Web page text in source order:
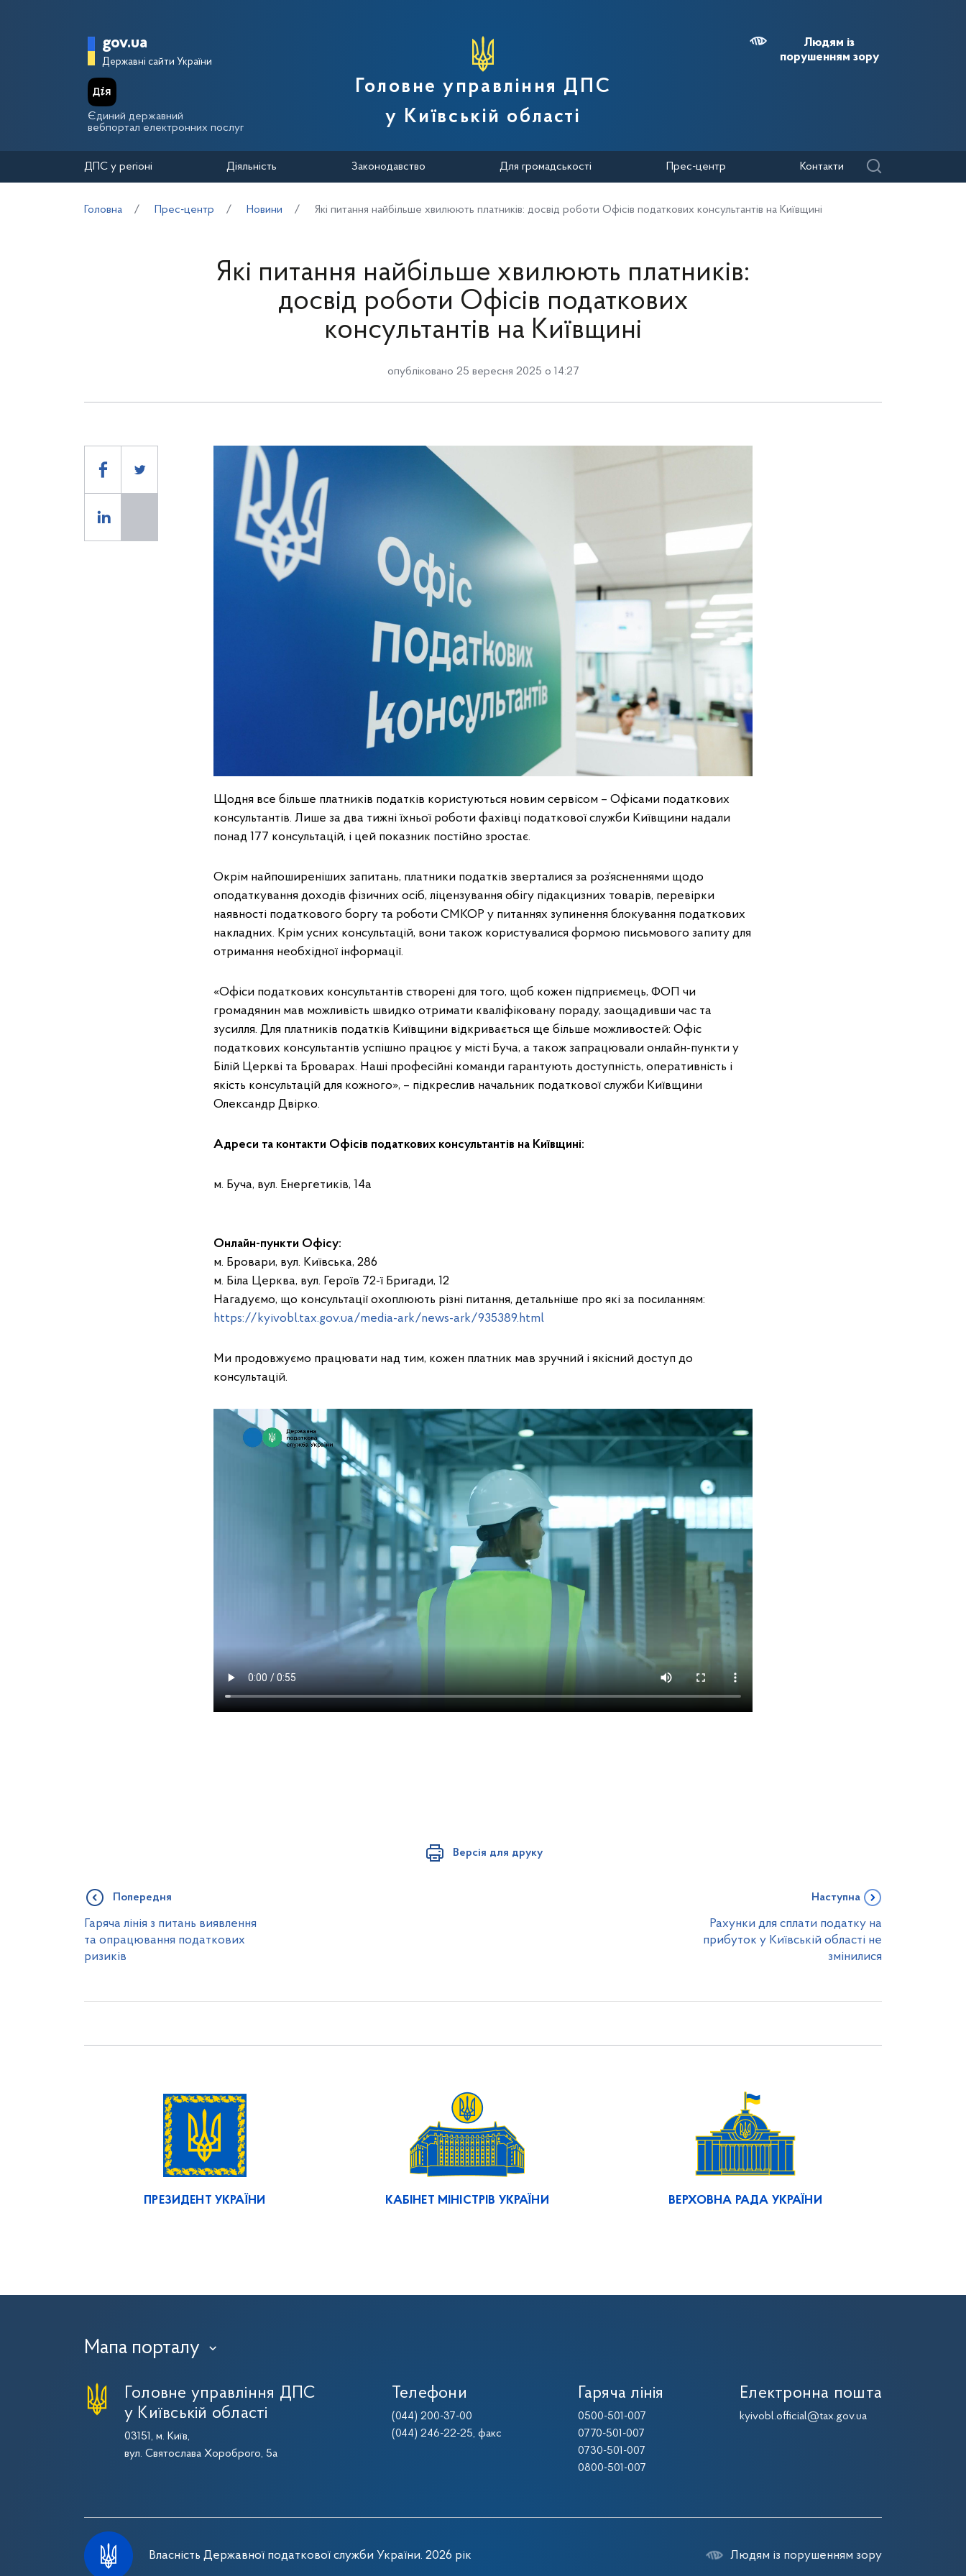
Головна сторінка Державної податкової служби України
gov.ua
Державні сайти України
Єдиний державний
вебпортал електронних послуг
Головне управління ДПС
у Київській області
Людям із
порушенням зору
ДПС у регіоні Діяльність Законодавство Для громадськості Прес-центр Контакти
Головна Прес-центр Новини Які питання найбільше хвилюють платників: досвід роботи Офісів податкових консультантів на Київщині
Які питання найбільше хвилюють платників:
досвід роботи Офісів податкових
консультантів на Київщині
опубліковано 25 вересня 2025 о 14:27
Щодня все більше платників податків користуються новим сервісом – Офісами податкових
консультантів. Лише за два тижні їхньої роботи фахівці податкової служби Київщини надали
понад 177 консультацій, і цей показник постійно зростає.
Окрім найпоширеніших запитань, платники податків зверталися за роз’ясненнями щодо
оподаткування доходів фізичних осіб, ліцензування обігу підакцизних товарів, перевірки
наявності податкового боргу та роботи СМКОР у питаннях зупинення блокування податкових
накладних. Крім усних консультацій, вони також користувалися формою письмового запиту для
отримання необхідної інформації.
«Офіси податкових консультантів створені для того, щоб кожен підприємець, ФОП чи
громадянин мав можливість швидко отримати кваліфіковану пораду, заощадивши час та
зусилля. Для платників податків Київщини відкривається ще більше можливостей: Офіс
податкових консультантів успішно працює у місті Буча, а також запрацювали онлайн-пункти у
Білій Церкві та Броварах. Наші професійні команди гарантують доступність, оперативність і
якість консультацій для кожного», – підкреслив начальник податкової служби Київщини
Олександр Двірко.
Адреси та контакти Офісів податкових консультантів на Київщині:
м. Буча, вул. Енергетиків, 14а
Онлайн-пункти Офісу:
м. Бровари, вул. Київська, 286
м. Біла Церква, вул. Героїв 72-ї Бригади, 12
Нагадуємо, що консультації охоплюють різні питання, детальніше про які за посиланням:
https://kyivobl.tax.gov.ua/media-ark/news-ark/935389.html
Ми продовжуємо працювати над тим, кожен платник мав зручний і якісний доступ до
консультацій.
Версія для друку
Попередня
Гаряча лінія з питань виявлення
та опрацювання податкових
ризиків
Наступна
Рахунки для сплати податку на
прибуток у Київській області не
змінилися
ПРЕЗИДЕНТ УКРАЇНИ КАБІНЕТ МІНІСТРІВ УКРАЇНИ ВЕРХОВНА РАДА УКРАЇНИ
Мапа порталу ›
Головне управління ДПС
у Київській області
03151, м. Київ,
вул. Святослава Хороброго, 5а
Телефони
(044) 200-37-00
(044) 246-22-25, факс
Гаряча лінія
0500-501-007
0770-501-007
0730-501-007
0800-501-007
Електронна пошта
kyivobl.official@tax.gov.ua
Власність Державної податкової служби України. 2026 рік Людям із порушенням зору